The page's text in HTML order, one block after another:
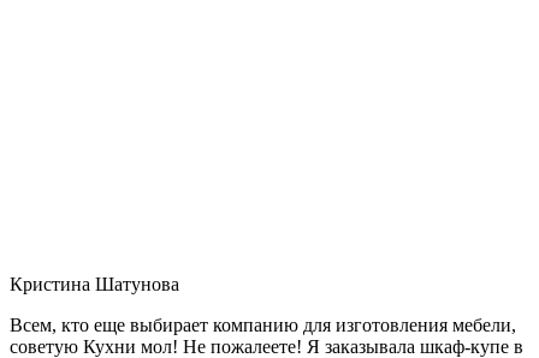
Кристина Шатунова
Всем, кто еще выбирает компанию для изготовления мебели,
советую Кухни мол! Не пожалеете! Я заказывала шкаф-купе в